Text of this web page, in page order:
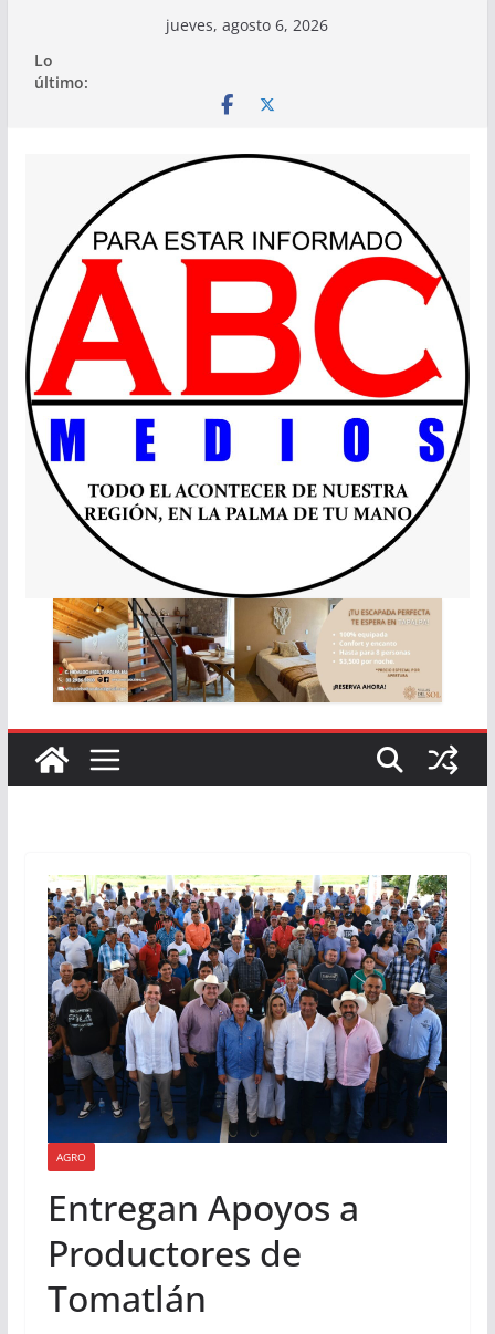
contenido
jueves, agosto 6, 2026
Lo
último:
AGRO
Entregan Apoyos a
Productores de
Tomatlán